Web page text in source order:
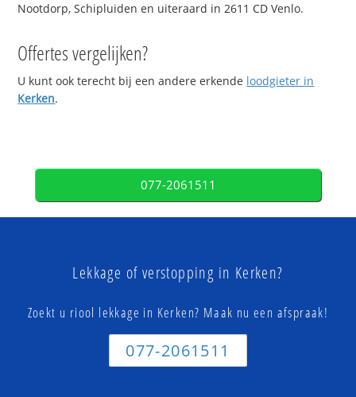
Nootdorp, Schipluiden en uiteraard in 2611 CD Venlo.
Offertes vergelijken?
U kunt ook terecht bij een andere erkende loodgieter in
Kerken.
077-2061511
Lekkage of verstopping in Kerken?
Zoekt u riool lekkage in Kerken? Maak nu een afspraak!
077-2061511